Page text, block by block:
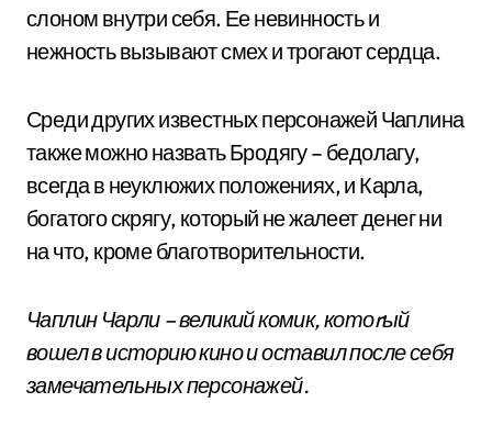
слоном внутри себя. Ее невинность и
нежность вызывают смех и трогают сердца.
Среди других известных персонажей Чаплина
также можно назвать Бродягу – бедолагу,
всегда в неуклюжих положениях, и Карла,
богатого скрягу, который не жалеет денег ни
на что, кроме благотворительности.
Чаплин Чарли – великий комик, котоrый
вошел в историю кино и оставил после себя
замечательных персонажей.